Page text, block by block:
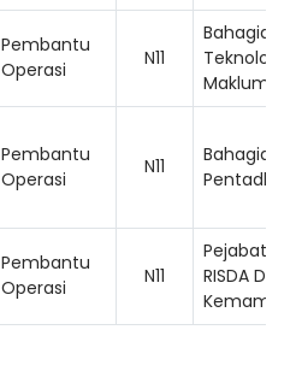
Pembantu
Operasi
N11
Bahagian
Teknologi
Maklumat
Pembantu
Operasi
N11
Bahagian
Pembantu
Operasi
N11
Pejabat
RISDA
Kemaman